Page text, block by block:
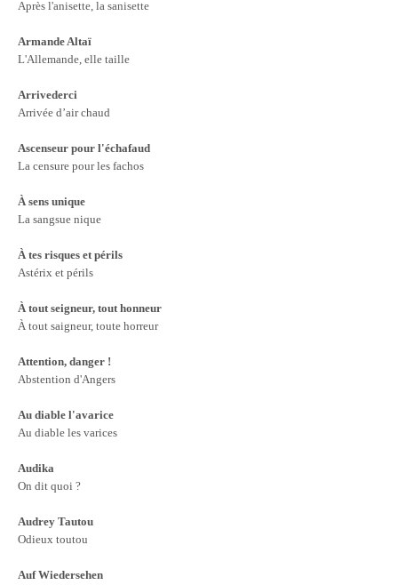
Après l'anisette, la sanisette
Armande Altaï
L'Allemande, elle taille
Arrivederci
Arrivée d’air chaud
Ascenseur pour l'échafaud
La censure pour les fachos
À sens unique
La sangsue nique
À tes risques et périls
Astérix et périls
À tout seigneur, tout honneur
À tout saigneur, toute horreur
Attention, danger !
Abstention d'Angers
Au diable l'avarice
Au diable les varices
Audika
On dit quoi ?
Audrey Tautou
Odieux toutou
Auf Wiedersehen